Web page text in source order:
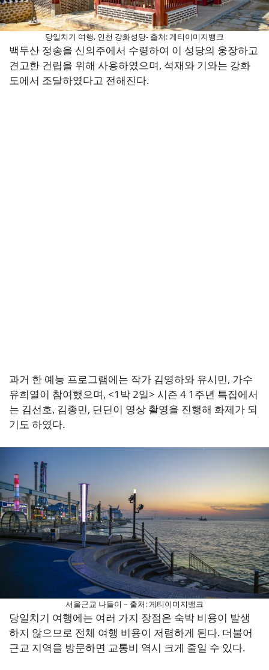
당일치기 여행, 인천 강화성당- 출처: 게티이미지뱅크
백두산 정송을 신의주에서 수령하여 이 성당의 웅장하고
견고한 건립을 위해 사용하였으며, 석재와 기와는 강화
도에서 조달하였다고 전해진다.
과거 한 예능 프로그램에는 작가 김영하와 유시민, 가수
유희열이 참여했으며, <1박 2일> 시즌 4 1주년 특집에서
는 김선호, 김종민, 딘딘이 영상 촬영을 진행해 화제가 되
기도 하였다.
서울근교 나들이 – 출처: 게티이미지뱅크
당일치기 여행에는 여러 가지 장점은 숙박 비용이 발생
하지 않으므로 전체 여행 비용이 저렴하게 된다. 더불어
근교 지역을 방문하면 교통비 역시 크게 줄일 수 있다.